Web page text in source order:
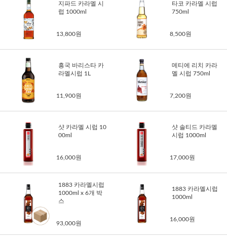
지파드 카라멜 시
럽 1000ml
13,800원
타코 카라멜 시럽
750ml
8,500원
흥국 바리스타 카
라멜시럽 1L
11,900원
메티에 리치 카라
멜 시럽 750ml
7,200원
샷 카라멜 시럽 10
00ml
16,000원
샷 솔티드 카라멜
시럽 1000ml
17,000원
1883 카라멜시럽
1000ml x 6개 박
스
93,000원
1883 카라멜시럽
1000ml
16,000원